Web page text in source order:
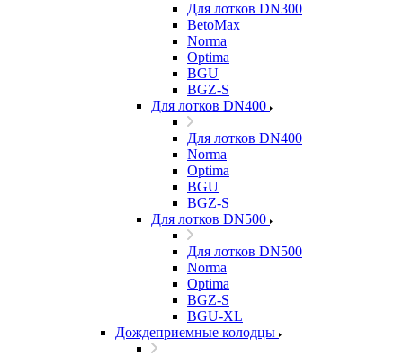
Для лотков DN300
BetoMax
Norma
Optima
BGU
BGZ-S
Для лотков DN400
Для лотков DN400
Norma
Optima
BGU
BGZ-S
Для лотков DN500
Для лотков DN500
Norma
Optima
BGZ-S
BGU-XL
Дождеприемные колодцы